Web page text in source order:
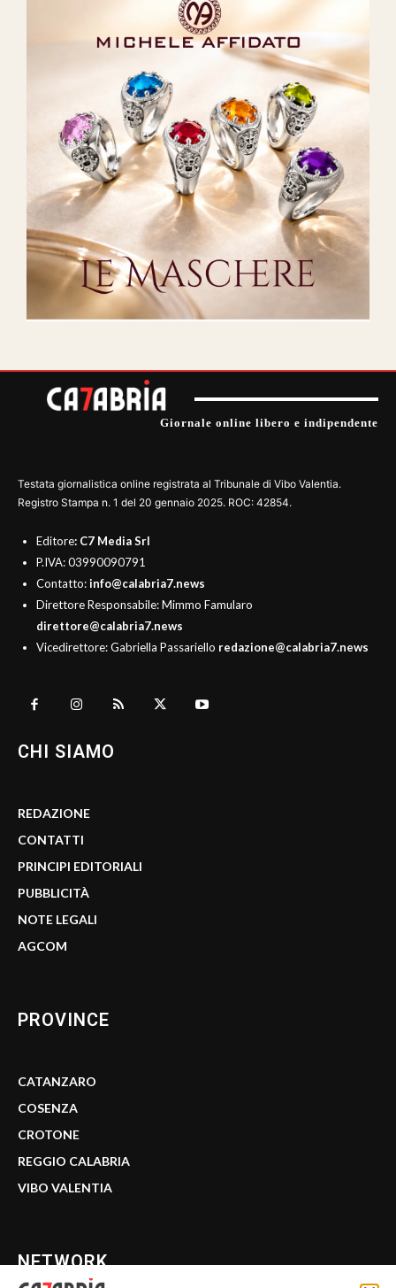
Giornale online libero e indipendente
Testata giornalistica online registrata al Tribunale di Vibo Valentia.
Registro Stampa n. 1 del 20 gennaio 2025. ROC: 42854.
Editore: C7 Media Srl
P.IVA: 03990090791
Contatto:info@calabria7.news
Direttore Responsabile: Mimmo Famularo
direttore@calabria7.news
Vicedirettore: Gabriella Passariello redazione@calabria7.news
CHI SIAMO
REDAZIONE
CONTATTI
PRINCIPI EDITORIALI
PUBBLICITÀ
NOTE LEGALI
AGCOM
PROVINCE
CATANZARO
COSENZA
CROTONE
REGGIO CALABRIA
VIBO VALENTIA
NETWORK